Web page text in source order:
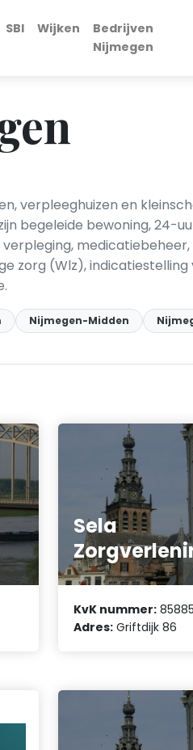
SBI Wijken
Bedrijven
Nijmegen
verpleeghuizen en
begeleide bewoning, 24-
zorg (Wlz),
Nijmegen-Midden
Sela
KvK nummer:
Adres: Griftdijk 86